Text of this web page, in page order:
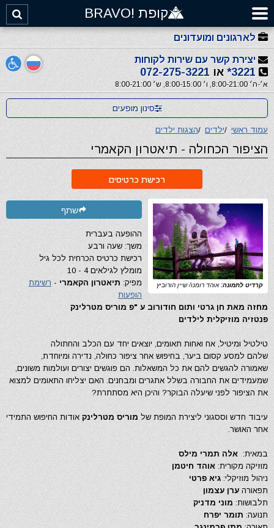
קופת !BRAVO
לארגונים ומועדונים
יצירת קשר עם שירות לקוחות
3221* או 072-275-3221
א׳-ה׳ 8:00-21:00, ו׳ 8:00-15:00, ש׳ 8:00-21:00
סינון מופעים
עמוד ראשי /ילדים /הצגות ילדים
הציפור הכחולה - תיאטרון הקאמרי
רכישת כרטיסים
קרדיט לתמונה: אוהד רומנו/ שיין הורוביץ
שתף
ההופעה בעברית
משך: שעה ורבע
רכישת כרטיס הכרחית לכל גיל
מומלץ לגילאים 4 - 10
מפיק: תיאטרון הקאמרי - רשימת
הופעות
מחזה מאת חן גרטי ותום חודורוב ע "פ מוריס מטרלינק
פנטזיה מוזיקלית לילדים
טילטיל ומיטיל, אח ואחות תאומים, יוצאים יחד עם הכלב והחתולה
שלהם למסע קסום ביער, בחיפוש אחר ציפור כחולה, נדירה ומיוחדת,
שאמורה להגשים להם את כל המשאלות. הם פוגשים יצורים ועולמות משונים,
שמעמידים את החבורה בשלל אתגרים ומבחנים. האם יצליחו התאומים למצוא
את הציפור לפני שיעלה הבוקר? והיכן היא מסתתרת?
עיבוד חדש וססגוני ליצירת המופת של מוריס מטרלינק אודות החיפוש התמידי
אחר האושר.
במאית: אלה תמרי מילס
מוזיקה מקורית: אוהד חיטמן
ניהול מוזיקלי: גיא פרטי
תפאורה ערן עצמון
תלבושות: מוני מדניק
תנועה: תומר יפרח